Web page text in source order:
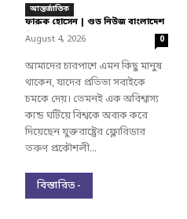
আন্তর্জাতিক
ফারুক হোসেন | গুড নিউজ বাংলাদেশ
-
August 4, 2026 0
আমাদের চারপাশে এমন কিছু মানুষ
থাকেন, যাদের প্রতিভা সবাইকে
চমকে দেয়। তেমনই এক অবিশ্বাস্য
কান্ড ঘটিয়ে বিশ্বকে অবাক করে
দিয়েছেন যুক্তরাষ্ট্রের ফ্লোরিডার
তরুণ প্রকৌশলী...
বিস্তারিত -